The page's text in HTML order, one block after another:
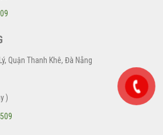
Quận Thanh Khê, Đà Nẵng
)